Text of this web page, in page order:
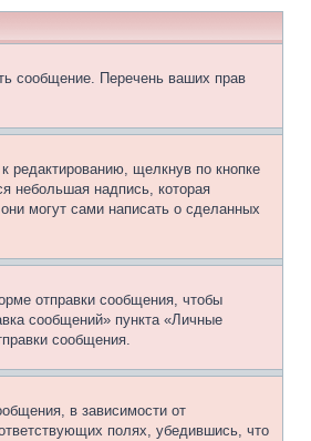
сообщение. Перечень ваших прав
редактированию, щелкнув по кнопке
небольшая надпись, которая
могут сами написать о сделанных
отправки сообщения, чтобы
сообщений» пункта «Личные
сообщения.
в зависимости от
полях, убедившись, что